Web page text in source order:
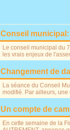
Conseil
Le conseil municipal du
les vrais enjeux de
Changement de
La séance du Conseil
modifié. Par ailleurs,
Un compte de
En cette semaine de la